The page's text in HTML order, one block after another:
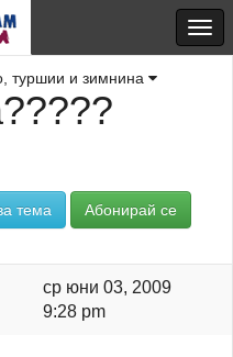
туршии и зимнина
тема Абонирай се
ср юни 03, 2009
9:28 pm